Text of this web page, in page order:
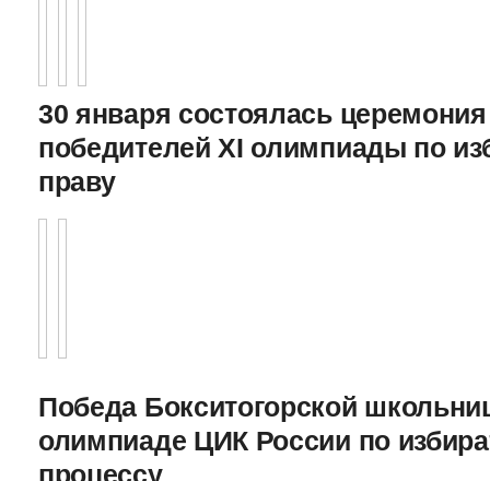
30 января состоялась
победителей XI олимпиады по
праву
Победа Бокситогорской
олимпиаде ЦИК России по
процессу